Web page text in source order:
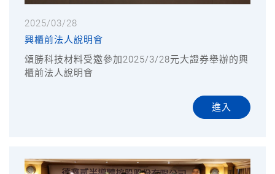
2025/03/28
興櫃前法人說明會
頌勝科技材料受邀參加2025/3/28元大證券舉辦的興
櫃前法人說明會
進入